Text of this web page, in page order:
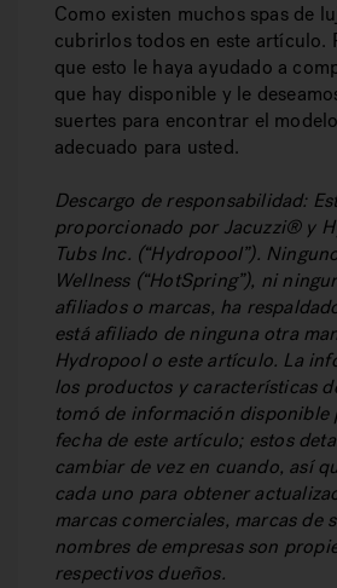
Como existen muchos spas de
cubrirlos todos en este artículo.
que esto le haya ayudado a
que hay disponible y le
suertes para encontrar el
adecuado para usted.
Descargo de responsabilidad:
proporcionado por Jacuzzi® y
Tubs Inc. (“Hydropool”).
Wellness (“HotSpring”), ni
afiliados o marcas, ha
está afiliado de ninguna otra
Hydropool o este artículo. La
los productos y características
tomó de información disponible
fecha de este artículo; estos
cambiar de vez en cuando, así
cada uno para obtener
marcas comerciales, marcas de
nombres de empresas son
respectivos dueños.